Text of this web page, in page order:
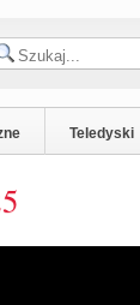
Teledyski